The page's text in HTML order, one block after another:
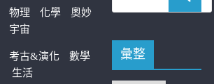
物理 化學
奧妙
宇宙
考古&演化
數學
生活
彙整